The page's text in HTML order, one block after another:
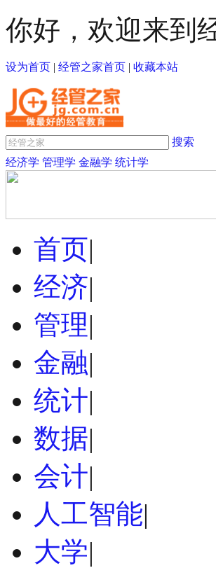
你好，欢迎来到
设为首页 | 经管之家首页 | 收藏本站
搜索
经济学 管理学 金融学 统计学
首页|
经济|
管理|
金融|
统计|
数据|
会计|
人工智能|
大学|